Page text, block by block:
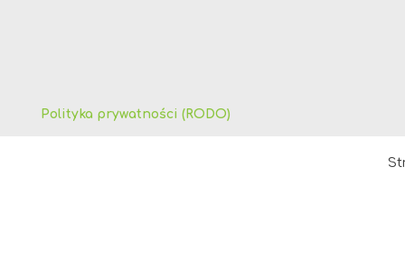
Polityka prywatności (RODO)